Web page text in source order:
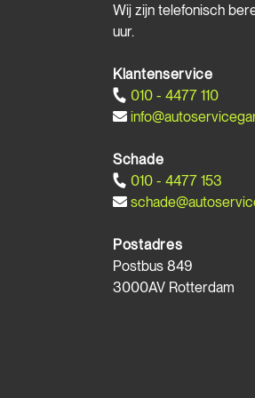
Wij zijn telefonisch
uur.
Klantenservice
010 - 4477 110
Schade
010 - 4477 153
Postadres
Postbus 849
3000AV Rotterdam